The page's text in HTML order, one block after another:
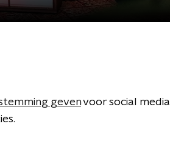
gevenvoor social media